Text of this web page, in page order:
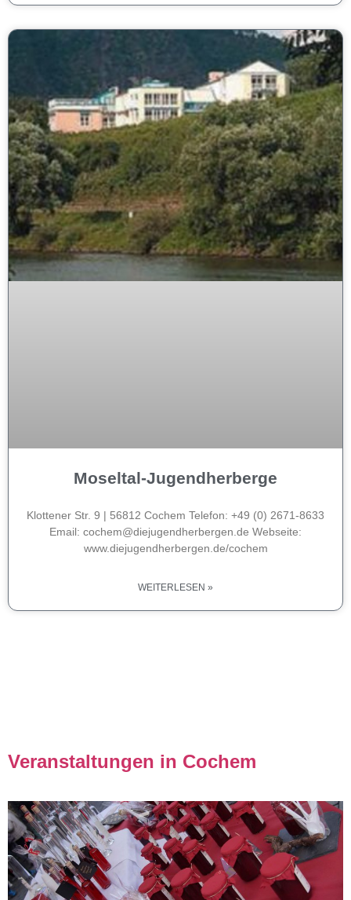
Moseltal-Jugendherberge
Klottener Str. 9 | 56812 Cochem Telefon: +49 (0) 2671-8633
Email: cochem@diejugendherbergen.de Webseite:
www.diejugendherbergen.de/cochem
WEITERLESEN »
Veranstaltungen in Cochem